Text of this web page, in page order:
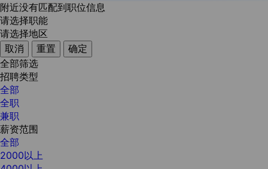
附近没有匹配到职位信息
请选择职能
请选择地区
取消
重置
确定
全部筛选
招聘类型
全部
全职
兼职
薪资范围
全部
2000以上